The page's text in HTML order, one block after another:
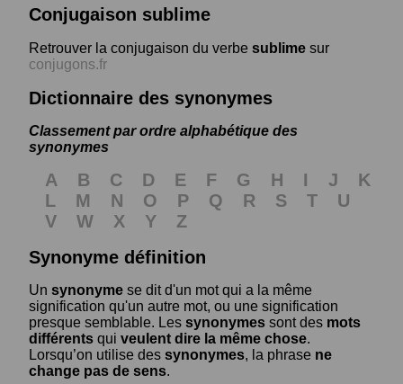
Conjugaison sublime
Retrouver la conjugaison du verbe sublime sur
conjugons.fr
Dictionnaire des synonymes
Classement par ordre alphabétique des
synonymes
A B C D E F G H I J
K
L
M N O P Q R S T
U
V
W X Y
Z
Synonyme définition
Un synonyme se dit d'un mot qui a la même
signification qu'un autre mot, ou une signification
presque semblable. Les synonymes sont des mots
différents qui veulent dire la même chose.
Lorsqu’on utilise des synonymes, la phrase ne
change pas de sens.